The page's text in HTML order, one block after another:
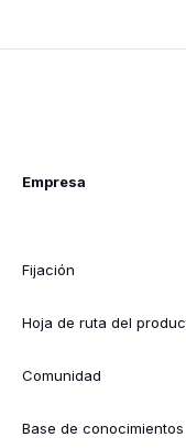
Empresa
Fijación
Hoja de ruta del
Comunidad
Base de conocimientos